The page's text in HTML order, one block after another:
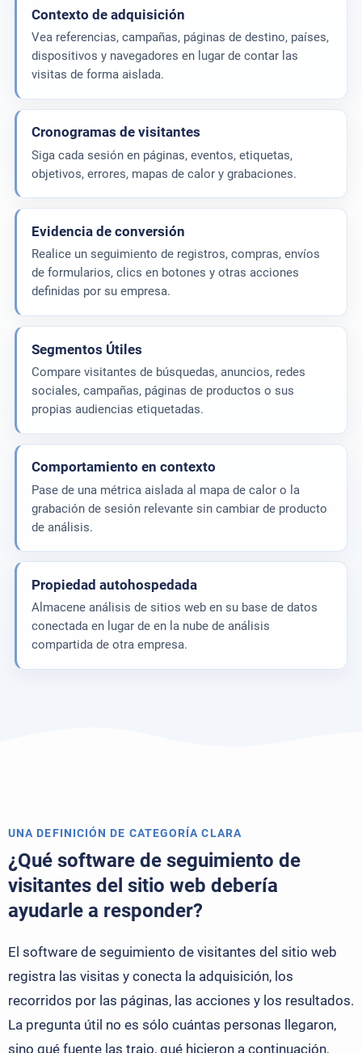
Contexto de adquisición
Vea referencias, campañas, páginas de destino, países,
dispositivos y navegadores en lugar de contar las
visitas de forma aislada.
Cronogramas de visitantes
Siga cada sesión en páginas, eventos, etiquetas,
objetivos, errores, mapas de calor y grabaciones.
Evidencia de conversión
Realice un seguimiento de registros, compras, envíos
de formularios, clics en botones y otras acciones
definidas por su empresa.
Segmentos Útiles
Compare visitantes de búsquedas, anuncios, redes
sociales, campañas, páginas de productos o sus
propias audiencias etiquetadas.
Comportamiento en contexto
Pase de una métrica aislada al mapa de calor o la
grabación de sesión relevante sin cambiar de producto
de análisis.
Propiedad autohospedada
Almacene análisis de sitios web en su base de datos
conectada en lugar de en la nube de análisis
compartida de otra empresa.
UNA DEFINICIÓN DE CATEGORÍA CLARA
¿Qué software de seguimiento de
visitantes del sitio web debería
ayudarle a responder?
El software de seguimiento de visitantes del sitio web
registra las visitas y conecta la adquisición, los
recorridos por las páginas, las acciones y los resultados.
La pregunta útil no es sólo cuántas personas llegaron,
sino qué fuente las trajo, qué hicieron a continuación,